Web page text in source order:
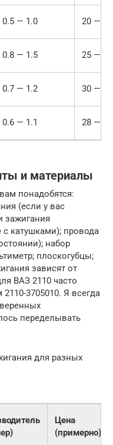
0.5 — 1.0 20 — 30
0.8 — 1.5 25 — 35
0.7 — 1.2 30 — 40
0.6 — 1.1 28 — 38
и материалы
понадобятся:
(если у вас
зажигания
с катушками); провода
набор
плоскогубцы;
зависят от
ВАЗ 2110 часто
3705010. Я всегда
переделывать
для разных
Цена
(примерно)